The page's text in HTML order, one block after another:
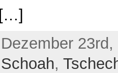
[…]
Dezember
Schoah,